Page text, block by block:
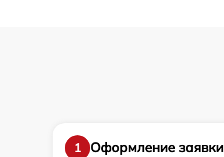
1
Оформление заявки